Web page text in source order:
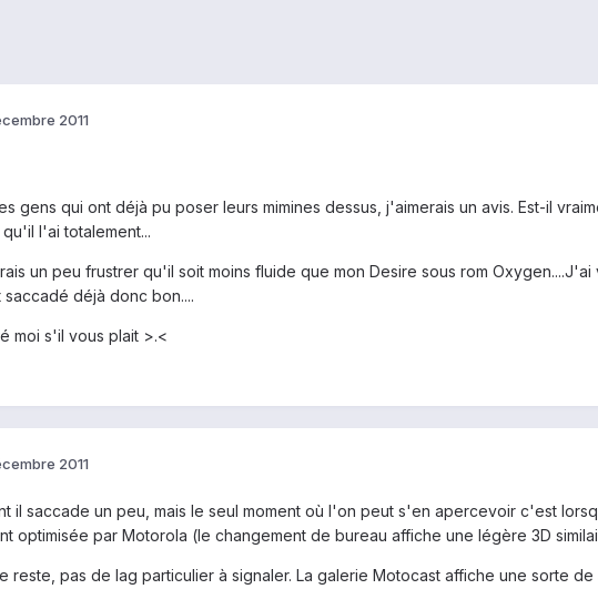
2011
gens qui ont déjà pu poser leurs mimines dessus, j'aimerais un avis. Est-il
l'ai totalement...
un peu frustrer qu'il soit moins fluide que mon Desire sous rom
saccadé déjà donc bon....
moi s'il vous plait >.<
2011
il saccade un peu, mais le seul moment où l'on peut s'en apercevoir c'est
optimisée par Motorola (le changement de bureau affiche une légère 3D
reste, pas de lag particulier à signaler. La galerie Motocast affiche une sorte